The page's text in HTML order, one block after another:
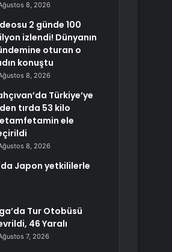
8, 2026
2 günde 100
izlendi! Dünyanın
oturan o
konuştu
8, 2026
Türkiye’ye
tırda 53 kilo
ele
8, 2026
Japon yetkililerle
Tur Otobüsü
46 Yaralı
7, 2026